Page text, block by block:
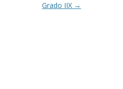
Grado IIX →